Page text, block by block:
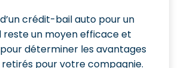
crédit-bail auto pour un
reste un moyen efficace et
déterminer les avantages
pour votre compagnie.